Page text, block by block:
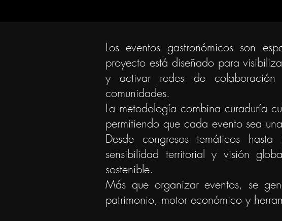
Los eventos gastronómicos son
proyecto está diseñado para
y activar redes de colaboración
comunidades.
La metodología combina curaduría
permitiendo que cada evento sea
Desde congresos temáticos
sensibilidad territorial y visión
sostenible.
Más que organizar eventos, se
patrimonio, motor económico y